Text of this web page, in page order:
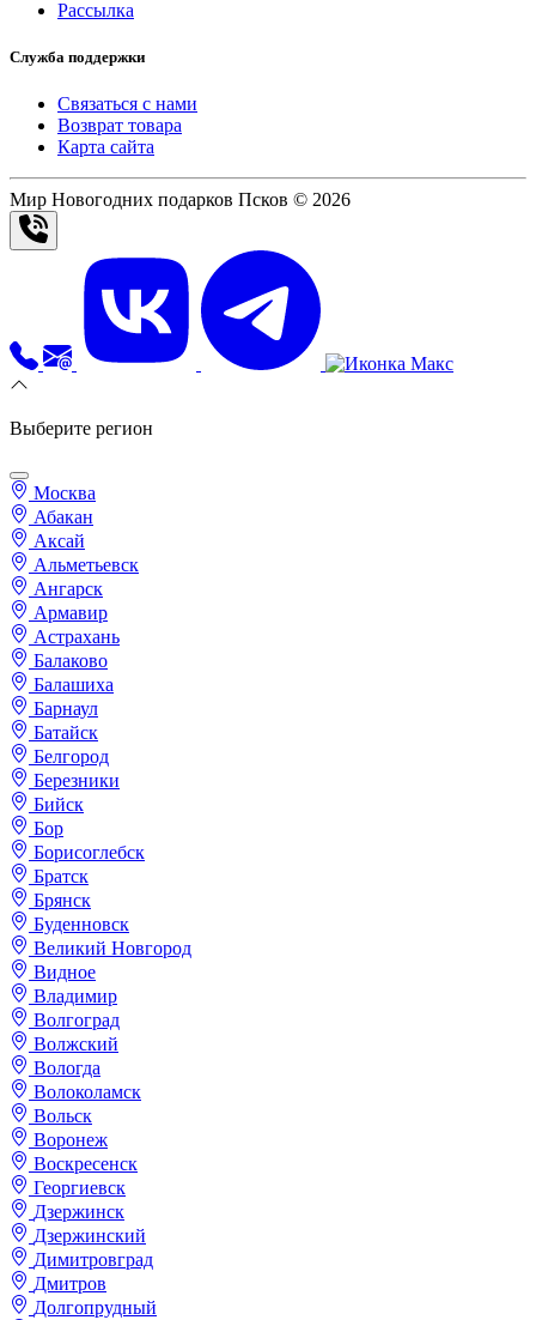
Рассылка
Служба поддержки
Связаться с нами
Возврат товара
Карта сайта
Мир Новогодних подарков Псков © 2026
Выберите регион
Москва
Абакан
Аксай
Альметьевск
Ангарск
Армавир
Астрахань
Балаково
Балашиха
Барнаул
Батайск
Белгород
Березники
Бийск
Бор
Борисоглебск
Братск
Брянск
Буденновск
Великий Новгород
Видное
Владимир
Волгоград
Волжский
Вологда
Волоколамск
Вольск
Воронеж
Воскресенск
Георгиевск
Дзержинск
Дзержинский
Димитровград
Дмитров
Долгопрудный